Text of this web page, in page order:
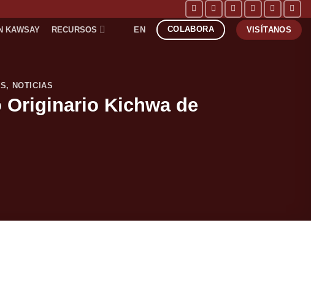
KAWSAY RECURSOS EN COLABORA VISÍTANOS
, NOTICIAS
Originario Kichwa de